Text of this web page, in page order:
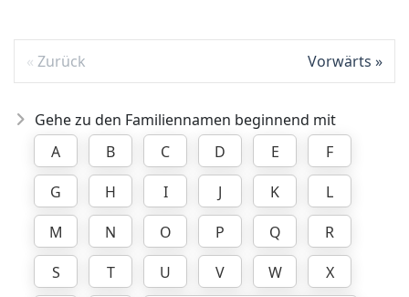
Zurück Vorwärts
Gehe zu den Familiennamen beginnend mit
A
B C D E
F
G
H I J K
L
M
N O P Q
R
S
T U V W
X